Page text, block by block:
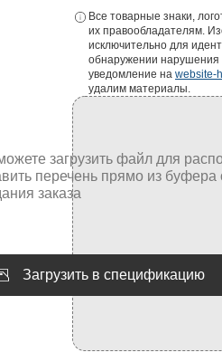
Все товарные знаки,
их правообладателям.
исключительно для
обнаружении нарушения
уведомление на website-
удалим материалы.
Загрузить в спецификацию